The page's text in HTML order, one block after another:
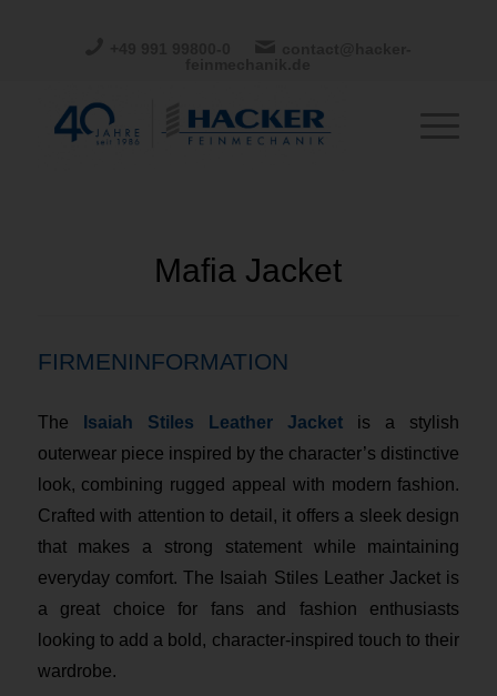
Mafia Jacket
FIRMENINFORMATION
The Isaiah Stiles Leather Jacket is a stylish
outerwear piece inspired by the character’s distinctive
look, combining rugged appeal with modern fashion.
Crafted with attention to detail, it offers a sleek design
that makes a strong statement while maintaining
everyday comfort. The Isaiah Stiles Leather Jacket is
a great choice for fans and fashion enthusiasts
looking to add a bold, character-inspired touch to their
wardrobe.